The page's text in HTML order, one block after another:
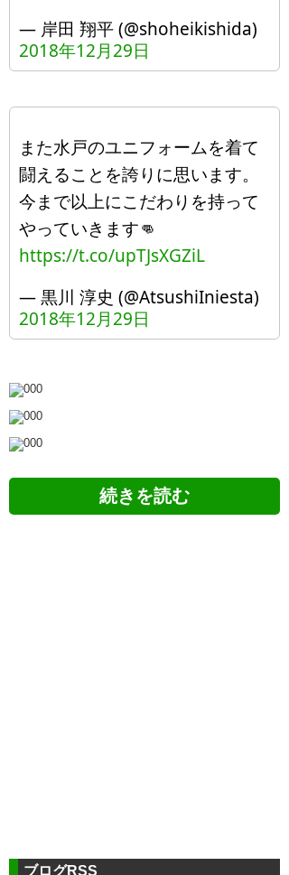
— 岸田 翔平 (@shoheikishida)
2018年12月29日
また水戸のユニフォームを着て
闘えることを誇りに思います。
今まで以上にこだわりを持って
やっていきます👊
https://t.co/upTJsXGZiL
— 黒川 淳史 (@AtsushiIniesta)
2018年12月29日
ブログRSS